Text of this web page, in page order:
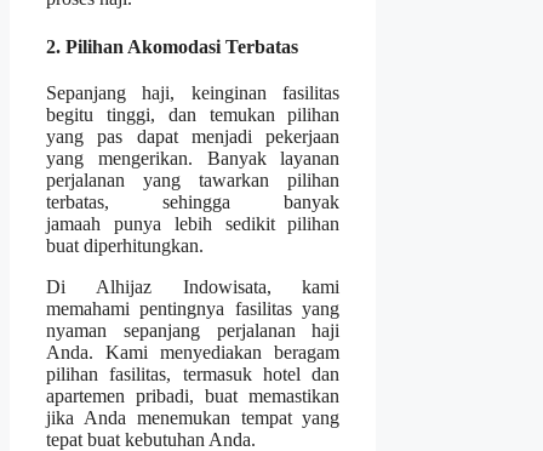
2. Pilihan Akomodasi Terbatas
Sepanjang haji, keinginan fasilitas
begitu tinggi, dan temukan pilihan
yang pas dapat menjadi pekerjaan
yang mengerikan. Banyak layanan
perjalanan yang tawarkan pilihan
terbatas, sehingga banyak
jamaah punya lebih sedikit pilihan
buat diperhitungkan.
Di Alhijaz Indowisata, kami
memahami pentingnya fasilitas yang
nyaman sepanjang perjalanan haji
Anda. Kami menyediakan beragam
pilihan fasilitas, termasuk hotel dan
apartemen pribadi, buat memastikan
jika Anda menemukan tempat yang
tepat buat kebutuhan Anda.